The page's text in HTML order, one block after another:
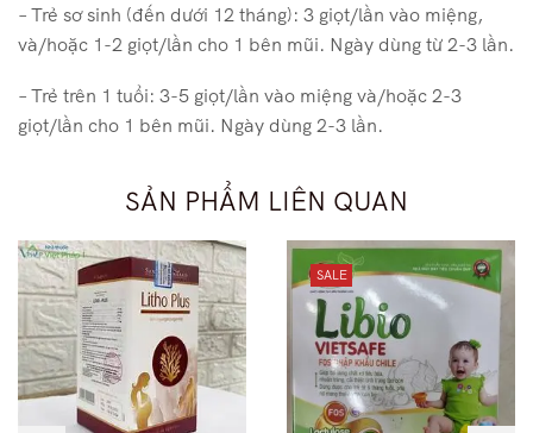
– Trẻ sơ sinh (đến dưới 12 tháng): 3 giọt/lần vào miệng,
và/hoặc 1-2 giọt/lần cho 1 bên mũi. Ngày dùng từ 2-3 lần.
– Trẻ trên 1 tuổi: 3-5 giọt/lần vào miệng và/hoặc 2-3
giọt/lần cho 1 bên mũi. Ngày dùng 2-3 lần.
SẢN PHẨM LIÊN QUAN
SALE